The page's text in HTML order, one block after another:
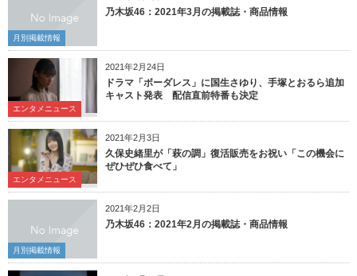
月別掲載情報
乃木坂46：2021年3月の掲載誌・商品情報
2021年2月24日
エンタメニュース
ドラマ「ボーダレス」に国生さゆり、手塚とおるら追加
キャスト発表 配信直前特番も決定
2021年2月3日
エンタメニュース
久保史緒里が「萩の調」復活販売をお祝い「この機会に
ぜひぜひ食べて」
2021年2月2日
月別掲載情報
乃木坂46：2021年2月の掲載誌・商品情報